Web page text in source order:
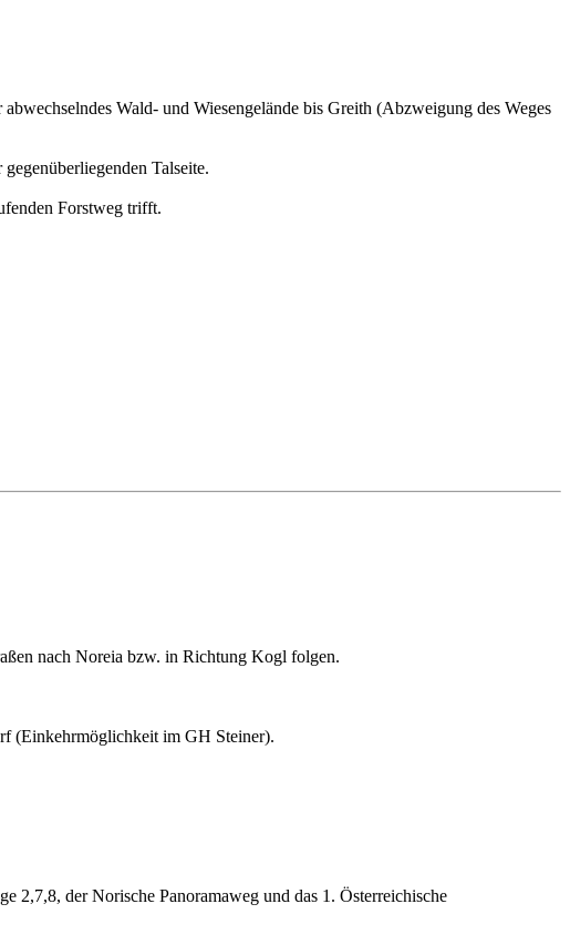
Wald- und Wiesengelände bis Greith (Abzweigung des Weges
Talseite.
Forstweg trifft.
nach Noreia bzw. in Richtung Kogl folgen.
(Einkehrmöglichkeit im GH Steiner).
2,7,8, der Norische Panoramaweg und das 1. Österreichische